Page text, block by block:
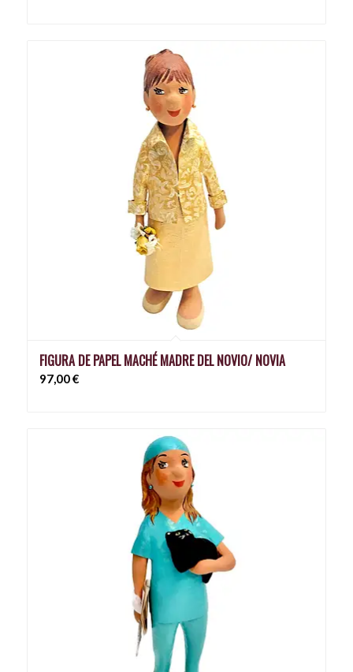
FIGURA DE PAPEL MACHÉ MADRE DEL NOVIO/ NOVIA
97,00€